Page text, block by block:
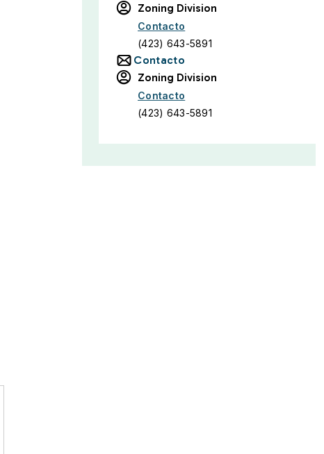
Zoning Division
Contacto
(423) 643-5891
Contacto
Zoning Division
Contacto
(423) 643-5891